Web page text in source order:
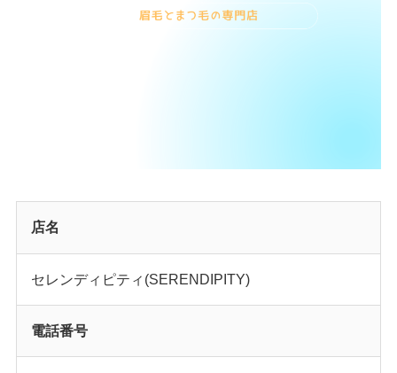
店名
セレンディピティ(SERENDIPITY)
電話番号